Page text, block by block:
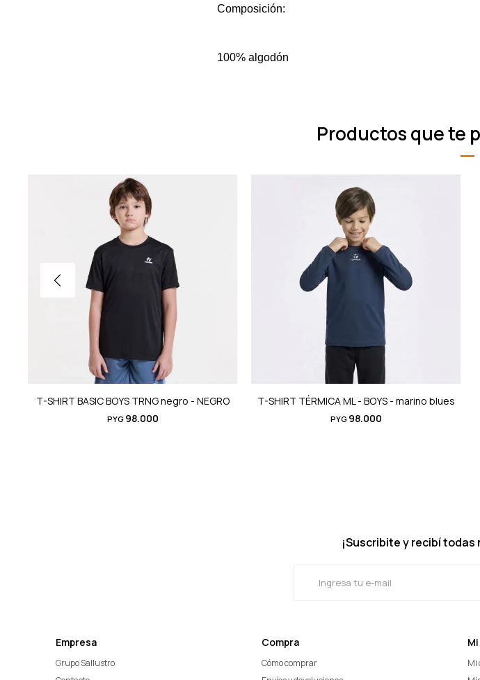
Composición:
100% algodón
Productos que te
T-SHIRT BASIC BOYS TRNG negro - NEGRO
PYG 98.000
T-SHIRT TÉRMICA ML - BOYS - marino blues
PYG 98.000
Empresa
Grupo Sallustro
Compra
Cómo comprar
Mi
¡Suscribite y recibí